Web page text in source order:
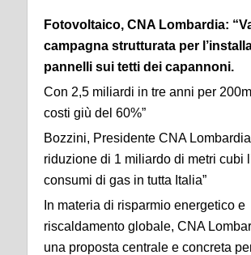
Fotovoltaico, CNA Lombardia:
campagna strutturata per
pannelli sui tetti dei capannoni.
Con 2,5 miliardi in tre anni per
costi giù del 60%”
Bozzini, Presidente CNA
riduzione di 1 miliardo di metri cubi
consumi di gas in tutta Italia”
In materia di risparmio energetico e
riscaldamento globale, CNA
una proposta centrale e concreta